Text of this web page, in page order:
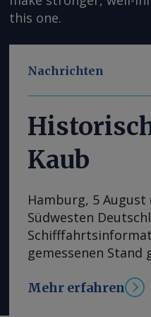
this one.
Nachrichten
Kaub
Hamburg, 5 August
Südwesten
gemessenen
Mehr erfahren